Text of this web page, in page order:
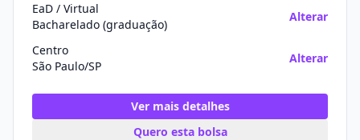
EaD / Virtual
Bacharelado (graduação)
Alterar
Centro
São Paulo/SP
Alterar
Ver mais detalhes
Quero esta bolsa